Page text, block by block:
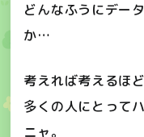
どんなふうにデー
か…
考えれば考えるほ
多くの人にとって
ニャ。